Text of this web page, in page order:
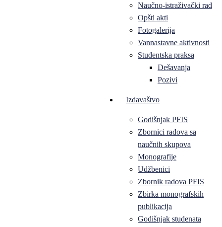
Naučno-istraživački rad
Opšti akti
Fotogalerija
Vannastavne aktivnosti
Studentska praksa
Dešavanja
Pozivi
Izdavaštvo
Godišnjak PFIS
Zbornici radova sa
naučnih skupova
Monografije
Udžbenici
Zbornik radova PFIS
Zbirka monografskih
publikacija
Godišnjak studenata